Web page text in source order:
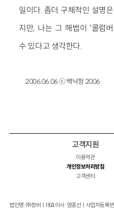
일이다. 좀더 구체적인 설명
지만, 나는 그 해법이 '콜럼
수 있다고 생각한다.
2006.06.06 ⓒ 백낙청 2006
고객지원
이용약관
개인정보처리방침
고객센터
법인명 : ㈜창비ㅣ대표이사 : 염종선ㅣ사업자등